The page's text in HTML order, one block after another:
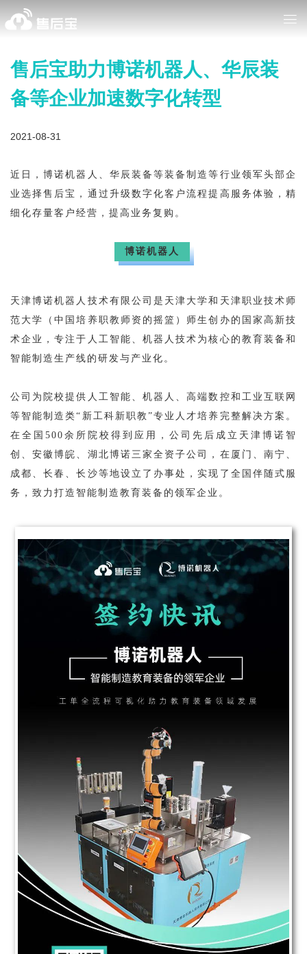
售后宝助力博诺机器人、华辰装
备等企业加速数字化转型
2021-08-31
近日，博诺机器人、华辰装备等装备制造等行业领军头部企
业选择售后宝，通过升级数字化客户流程提高服务体验，精
细化存量客户经营，提高业务复购。
博诺机器人
天津博诺机器人技术有限公司是天津大学和天津职业技术师
范大学（中国培养职教师资的摇篮）师生创办的国家高新技
术企业，专注于人工智能、机器人技术为核心的教育装备和
智能制造生产线的研发与产业化。
公司为院校提供人工智能、机器人、高端数控和工业互联网
等智能制造类“新工科新职教”专业人才培养完整解决方案。
在全国500余所院校得到应用，公司先后成立天津博诺智
创、安徽博皖、湖北博诺三家全资子公司，在厦门、南宁、
成都、长春、长沙等地设立了办事处，实现了全国伴随式服
务，致力打造智能制造教育装备的领军企业。